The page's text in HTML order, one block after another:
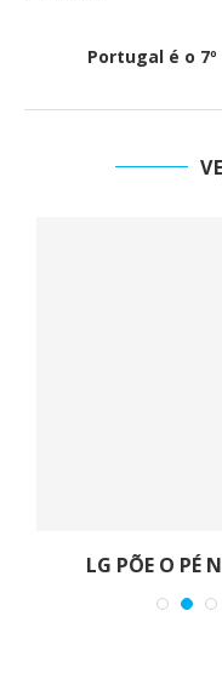
Portugal é o
LG PÕE O PÉ